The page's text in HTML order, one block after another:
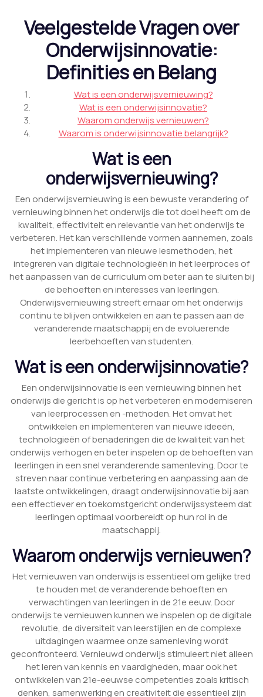
Veelgestelde Vragen over
Onderwijsinnovatie:
Definities en Belang
Wat is een onderwijsvernieuwing?
Wat is een onderwijsinnovatie?
Waarom onderwijs vernieuwen?
Waarom is onderwijsinnovatie belangrijk?
Wat is een
onderwijsvernieuwing?
Een onderwijsvernieuwing is een bewuste verandering of
vernieuwing binnen het onderwijs die tot doel heeft om de
kwaliteit, effectiviteit en relevantie van het onderwijs te
verbeteren. Het kan verschillende vormen aannemen, zoals
het implementeren van nieuwe lesmethoden, het
integreren van digitale technologieën in het leerproces of
het aanpassen van de curriculum om beter aan te sluiten bij
de behoeften en interesses van leerlingen.
Onderwijsvernieuwing streeft ernaar om het onderwijs
continu te blijven ontwikkelen en aan te passen aan de
veranderende maatschappij en de evoluerende
leerbehoeften van studenten.
Wat is een onderwijsinnovatie?
Een onderwijsinnovatie is een vernieuwing binnen het
onderwijs die gericht is op het verbeteren en moderniseren
van leerprocessen en -methoden. Het omvat het
ontwikkelen en implementeren van nieuwe ideeën,
technologieën of benaderingen die de kwaliteit van het
onderwijs verhogen en beter inspelen op de behoeften van
leerlingen in een snel veranderende samenleving. Door te
streven naar continue verbetering en aanpassing aan de
laatste ontwikkelingen, draagt onderwijsinnovatie bij aan
een effectiever en toekomstgericht onderwijssysteem dat
leerlingen optimaal voorbereidt op hun rol in de
maatschappij.
Waarom onderwijs vernieuwen?
Het vernieuwen van onderwijs is essentieel om gelijke tred
te houden met de veranderende behoeften en
verwachtingen van leerlingen in de 21e eeuw. Door
onderwijs te vernieuwen kunnen we inspelen op de digitale
revolutie, de diversiteit van leerstijlen en de complexe
uitdagingen waarmee onze samenleving wordt
geconfronteerd. Vernieuwd onderwijs stimuleert niet alleen
het leren van kennis en vaardigheden, maar ook het
ontwikkelen van 21e-eeuwse competenties zoals kritisch
denken, samenwerking en creativiteit die essentieel zijn